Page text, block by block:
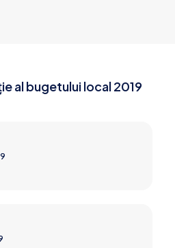
al bugetului local 2019